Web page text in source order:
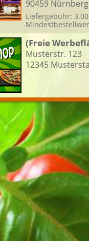
90459 Nürnberg
Liefergebühr:
(Freie
Musterstr. 123
12345